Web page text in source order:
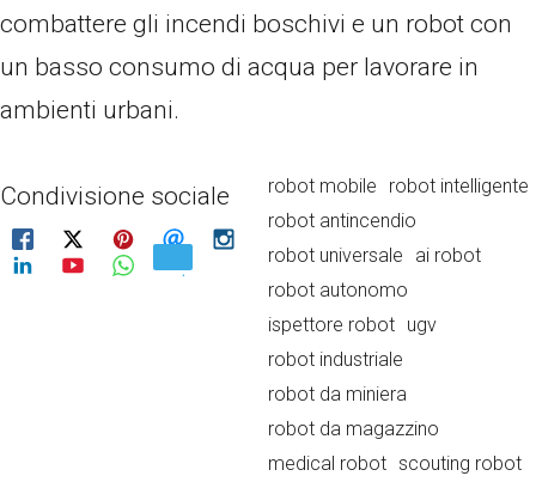
combattere gli incendi boschivi e un robot con
un basso consumo di acqua per lavorare in
ambienti urbani.
Condivisione sociale robot mobile
robot intelligente
robot antincendio
robot universale
ai robot
robot autonomo
ispettore robot ugv
robot industriale
robot da miniera
robot da magazzino
medical robot scouting robot